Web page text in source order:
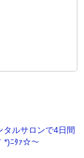
タルサロンで4日間
*)ﾆﾀｧ☆～